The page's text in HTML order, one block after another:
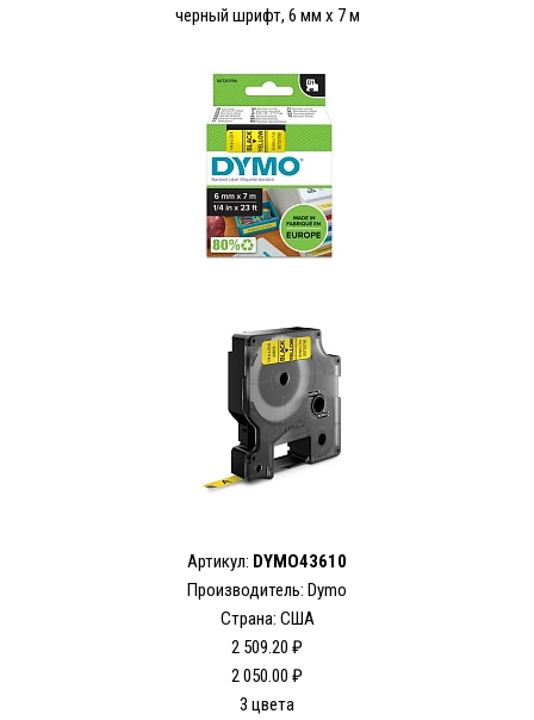
черный шрифт, 6 мм х 7 м
Артикул: DYMO43610
Производитель: Dymo
Страна: США
2 509.20 ₽
2 050.00 ₽
3 цвета